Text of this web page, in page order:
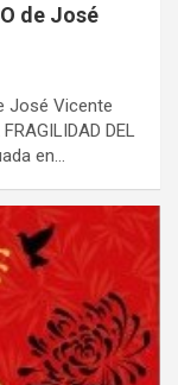
de José
José Vicente
DEL
en…